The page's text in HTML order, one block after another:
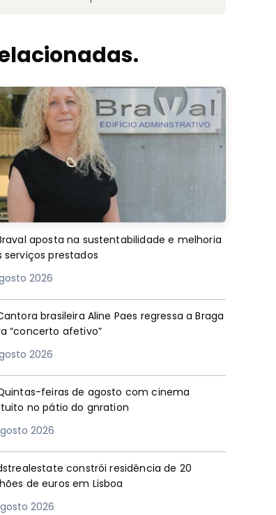
aposta na sustentabilidade e melhoria
serviços prestados
2026
brasileira Aline Paes regressa a Braga
“concerto afetivo”
2026
feiras de agosto com cinema
no pátio do gnration
2026
constrói residência de 20
de euros em Lisboa
2026